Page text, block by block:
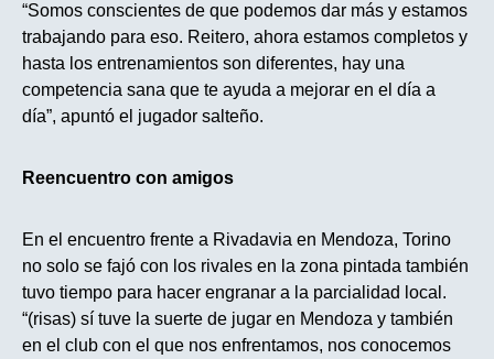
“Somos conscientes de que podemos dar más y estamos
trabajando para eso. Reitero, ahora estamos completos y
hasta los entrenamientos son diferentes, hay una
competencia sana que te ayuda a mejorar en el día a
día”, apuntó el jugador salteño.
Reencuentro con amigos
En el encuentro frente a Rivadavia en Mendoza, Torino
no solo se fajó con los rivales en la zona pintada también
tuvo tiempo para hacer engranar a la parcialidad local.
“(risas) sí tuve la suerte de jugar en Mendoza y también
en el club con el que nos enfrentamos, nos conocemos